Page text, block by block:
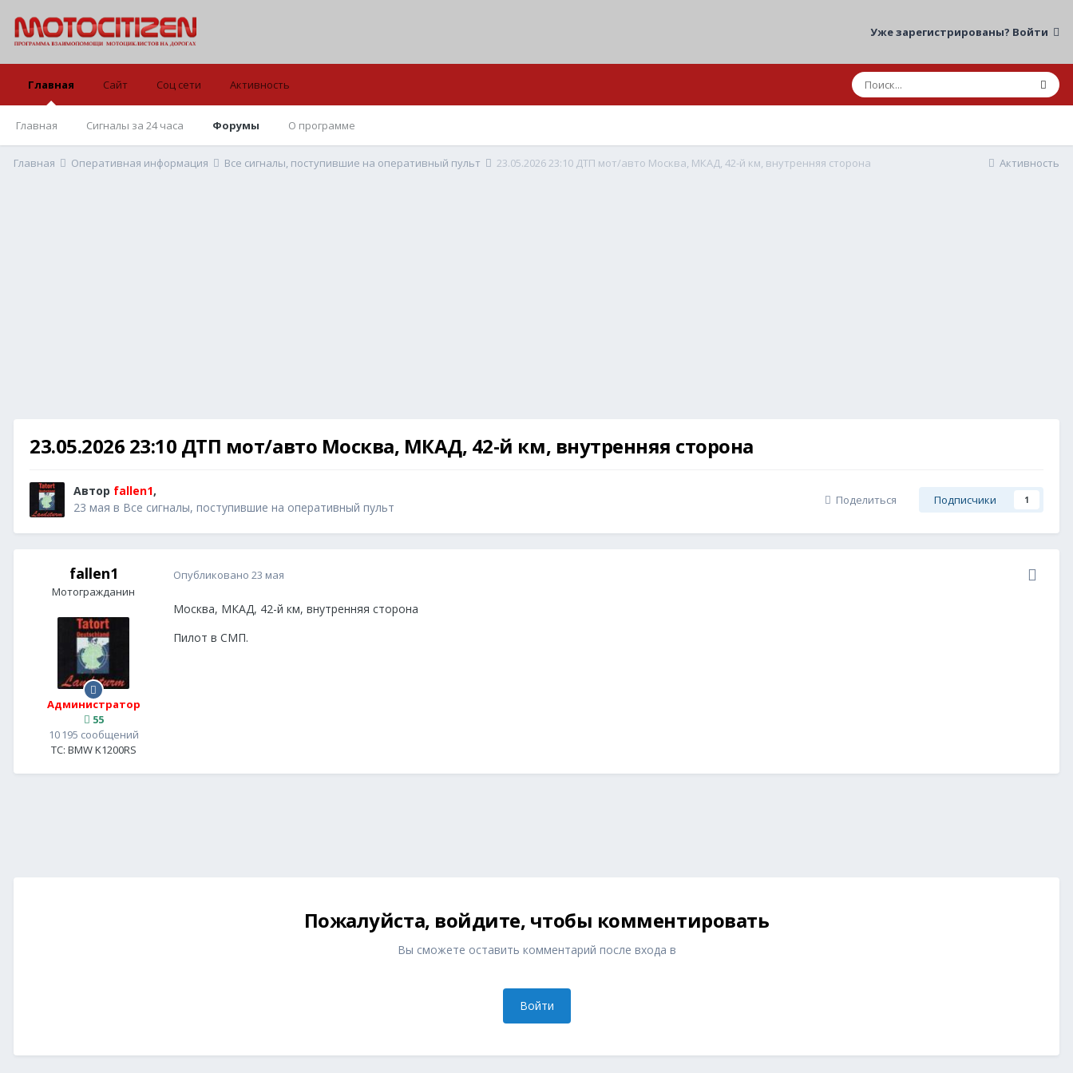
Уже зарегистрированы? Войти
Главная
Главная Сигналы за 24 часа Форумы О программе
Сайт Соц сети Активность
Активность
Главная Оперативная информация Все сигналы, поступившие на оперативный пульт 23.05.2026 23:10 ДТП мот/авто Москва, МКАД, 42-й км, внутренняя сторона
23.05.2026 23:10 ДТП мот/авто Москва, МКАД, 42-й км, внутренняя сторона
Автор fallen1,
23 мая в Все сигналы, поступившие на оперативный пульт Поделиться Подписчики 1
fallen1
Мотогражданин
Администратор
55
10 195 сообщений
ТС: BMW K1200RS
Опубликовано 23 мая
Москва, МКАД, 42-й км, внутренняя сторона
Пилот в СМП.
Пожалуйста, войдите, чтобы комментировать
Вы сможете оставить комментарий после входа в
Войти